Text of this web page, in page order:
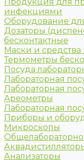
инфекциями
Оборудование
Дозаторы
бесконтактные
Маски и
Термометры
Посуда
Лабораторная
Лабораторная
Ареометры
Лабораторная
Приборы и
Микроскопы
Анализаторы